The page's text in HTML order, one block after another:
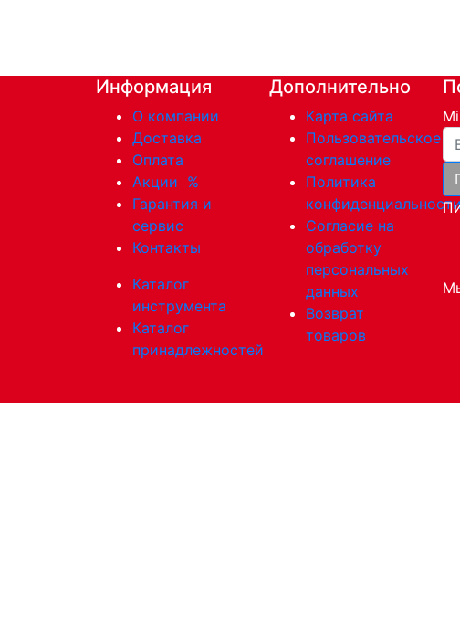
Информация
О компании
Доставка
Оплата
Акции %
Гарантия и
сервис
Контакты
Каталог
инструмента
Каталог
принадлежностей
Дополнительно
Карта сайта
Пользовательское
соглашение
Политика
Согласие на
обработку
персональных
данных
Возврат
товаров